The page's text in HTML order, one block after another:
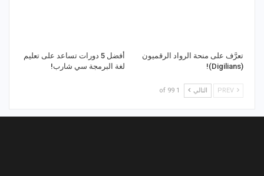
تعرَّف على منحة الرواد الرقميون
(Digilians)!
أفضل 5 دورات تساعد على تعليم
لغة البرمجة سي شارب!
التالي 1 of 99